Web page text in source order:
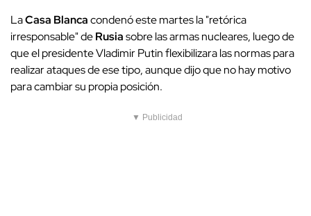
LaCasa Blancacondenó este martes la "retórica
irresponsable" deRusiasobre las armas nucleares, luego de
que el presidente Vladimir Putin flexibilizara las normas para
realizar ataques de ese tipo, aunque dijo que no hay motivo
para cambiar su propia posición.
▼ Publicidad